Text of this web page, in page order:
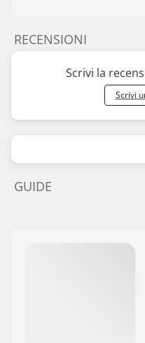
RECENSIONI
Scrivi la
Scrivi
GUIDE